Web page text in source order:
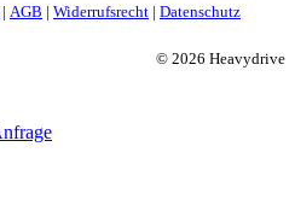
| AGB | Widerrufsrecht | Datenschutz
© 2026 Heavydrive